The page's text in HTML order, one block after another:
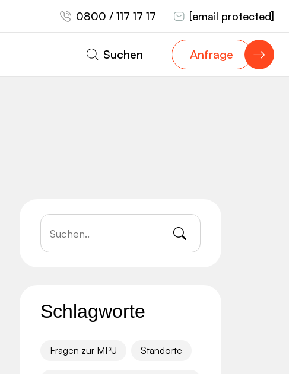
Schlagworte
Fragen zur MPU Standorte
0800 / 117 17 17 [email protected]
Suchen Anfrage